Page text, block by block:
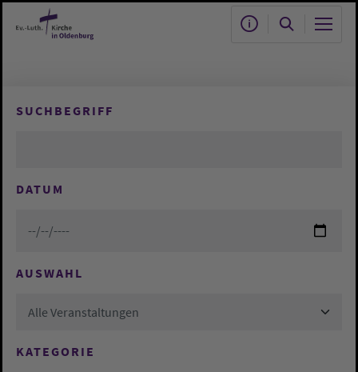
Zum Hauptinhalt springen
SUCHBEGRIFF
DATUM
AUSWAHL
Alle Veranstaltungen
KATEGORIE